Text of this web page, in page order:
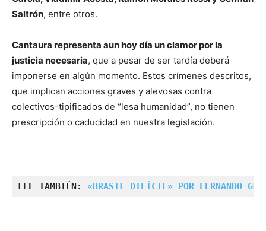
Saltrón, entre otros.
Cantaura representa aun hoy día un clamor por la
justicia necesaria, que a pesar de ser tardía deberá
imponerse en algún momento. Estos crímenes descritos,
que implican acciones graves y alevosas contra
colectivos-tipificados de “lesa humanidad”, no tienen
prescripción o caducidad en nuestra legislación.
LEE TAMBIÉN: «BRASIL DIFÍCIL» POR FERNANDO